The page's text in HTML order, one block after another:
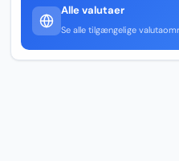
Alle valutaer
Se alle tilgængelige